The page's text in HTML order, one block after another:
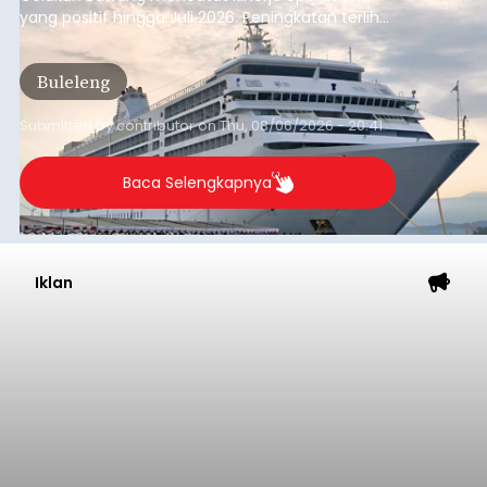
yang positif hingga Juli 2026. Peningkatan terlihat
dari arus kapal yang mencapai 1,48 juta Gross
Tonnage (GT), atau tumbuh 12,4 persen
dibandingkan periode yang sama tahun lalu
yang tercatat sebesar 1,32 juta GT.
Buleleng
Submitted bycontributoronThu, 08/06/2026 - 20:41
Baca Selengkapnya
Iklan